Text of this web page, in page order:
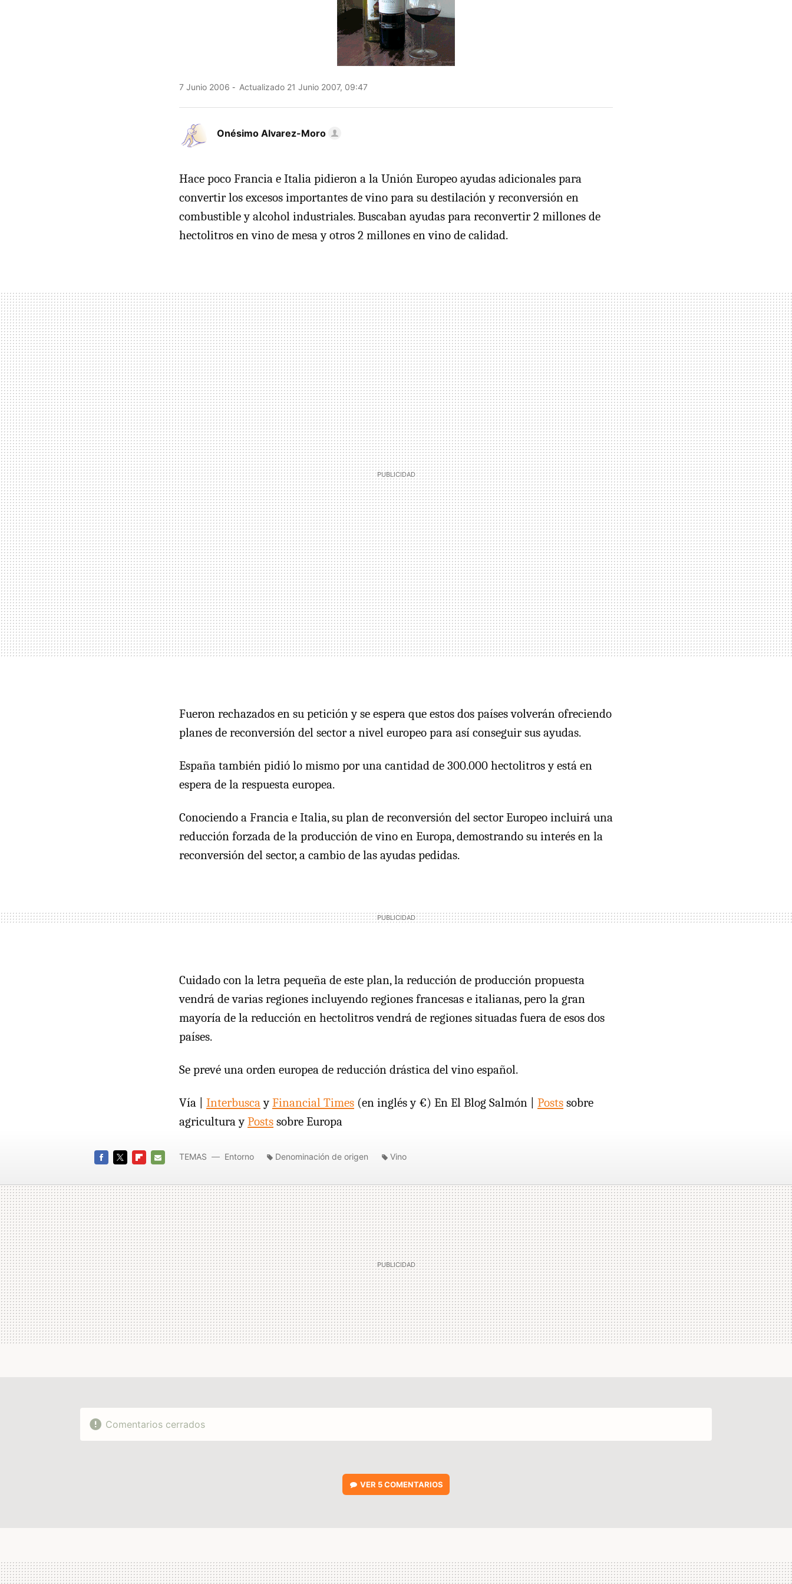
7 Junio 2006 Actualizado 21 Junio 2007, 09:47
Onésimo Alvarez-Moro
Hace poco Francia e Italia pidieron a la Unión Europeo ayudas adicionales para
convertir los excesos importantes de vino para su destilación y reconversión en
combustible y alcohol industriales. Buscaban ayudas para reconvertir 2 millones de
hectolitros en vino de mesa y otros 2 millones en vino de calidad.
Fueron rechazados en su petición y se espera que estos dos países volverán ofreciendo
planes de reconversión del sector a nivel europeo para así conseguir sus ayudas.
España también pidió lo mismo por una cantidad de 300.000 hectolitros y está en
espera de la respuesta europea.
Conociendo a Francia e Italia, su plan de reconversión del sector Europeo incluirá una
reducción forzada de la producción de vino en Europa, demostrando su interés en la
reconversión del sector, a cambio de las ayudas pedidas.
Cuidado con la letra pequeña de este plan, la reducción de producción propuesta
vendrá de varias regiones incluyendo regiones francesas e italianas, pero la gran
mayoría de la reducción en hectolitros vendrá de regiones situadas fuera de esos dos
países.
Se prevé una orden europea de reducción drástica del vino español.
Vía | InterbuscayFinancial Times (en inglés y €) En El Blog Salmón | Posts sobre
agricultura yPosts sobre Europa
MAIL
TEMAS Entorno Denominación de origen Vino
Comentarios cerrados
VER 5 COMENTARIOS